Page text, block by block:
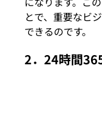
とで、重要なビ
できるのです。
2．24時間